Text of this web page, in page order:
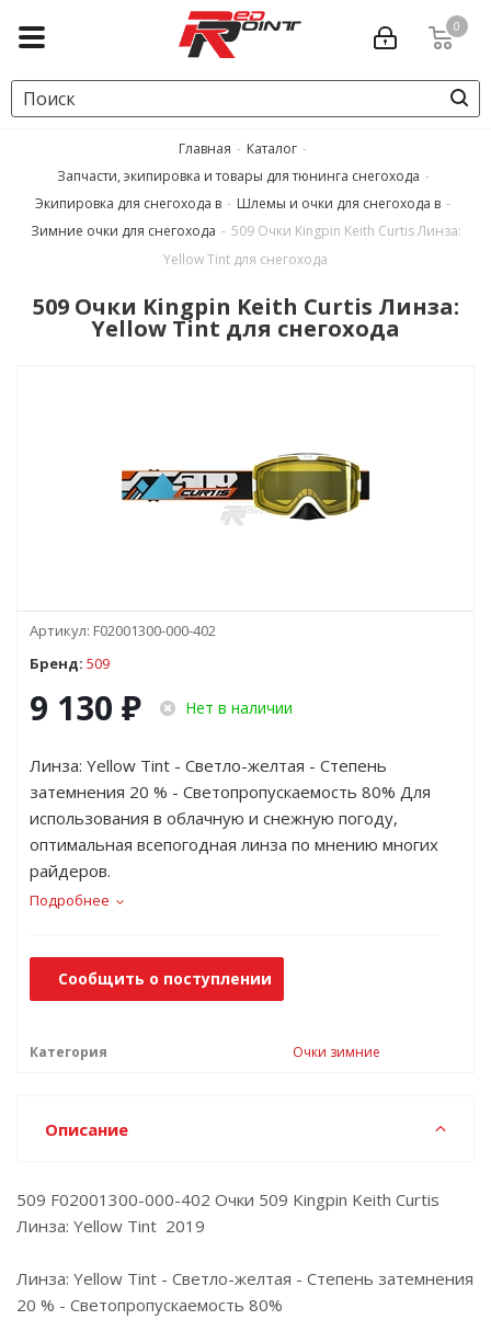
0
Главная - Каталог -
Запчасти, экипировка и товары для тюнинга снегохода -
Экипировка для снегохода в - Шлемы и очки для снегохода в -
Зимние очки для снегохода - 509 Очки Kingpin Keith Curtis Линза:
Yellow Tint для снегохода
509 Очки Kingpin Keith Curtis Линза:
Yellow Tint для снегохода
Артикул: F02001300-000-402
Бренд: 509
9 130 ₽ Нет в наличии
Линза: Yellow Tint - Светло-желтая - Степень
затемнения 20 % - Светопропускаемость 80% Для
использования в облачную и снежную погоду,
оптимальная всепогодная линза по мнению многих
райдеров.
Подробнее
Сообщить о поступлении
Категория Очки зимние
Описание
509 F02001300-000-402 Очки 509 Kingpin Keith Curtis
Линза: Yellow Tint 2019
Линза: Yellow Tint - Светло-желтая - Степень затемнения
20 % - Светопропускаемость 80%